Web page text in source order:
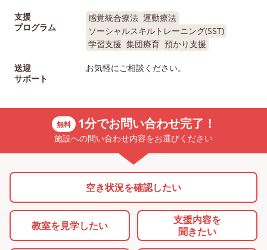
支援
プログラム
感覚統合療法 運動療法
ソーシャルスキルトレーニング(SST)
学習支援 集団療育 預かり支援
送迎
サポート
お気軽にご相談ください。
無料 1分でお問い合わせ完了！
施設への問い合わせ内容をお選びください
空き状況を確認したい
教室を見学したい
支援内容を
聞きたい